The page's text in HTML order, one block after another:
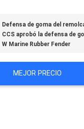
Defensa de goma del
CCS aprobó la defensa de
W Marine Rubber Fender
MEJOR PRECIO